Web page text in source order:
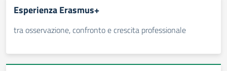
Esperienza Erasmus+
tra osservazione, confronto e crescita professionale